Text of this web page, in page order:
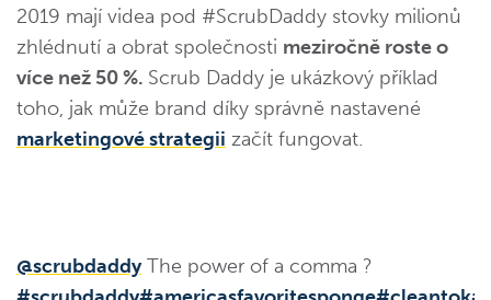
2019 mají videa pod #ScrubDaddy stovky milionů
zhlédnutí a obrat společnosti meziročně roste o
více než 50 %. Scrub Daddy je ukázkový příklad
toho, jak může brand díky správně nastavené
marketingové strategii začít fungovat.
@scrubdaddyThe power of a comma ?